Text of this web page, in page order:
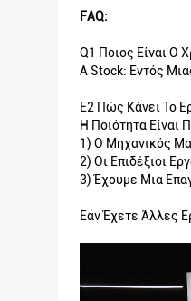
FAQ:
Q1 Ποιος Είναι Ο
A Stock: Εντός
Ε2 Πώς Κάνει Το
Η Ποιότητα Είναι
1) Ο Μηχανικός
2) Οι Επιδέξιοι
3) Έχουμε Μια
Εάν Έχετε Άλλες